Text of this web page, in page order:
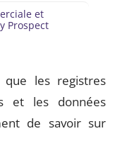
et
Prospect
les registres
et les données
de savoir sur